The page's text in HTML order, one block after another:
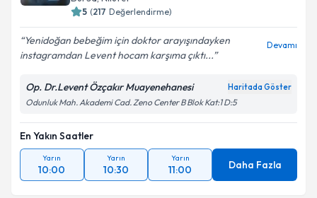
5 (217 Değerlendirme)
Yenidoğan bebeğim için doktor arayışındayken
instagramdan Levent hocam karşıma çıktı...
Devamı
Op. Dr.Levent Özçakır Muayenehanesi Haritada Göster
Odunluk Mah. Akademi Cad. Zeno Center B Blok Kat:1 D:5
En Yakın Saatler
Yarın
10:00
Yarın
10:30
Yarın
11:00 Daha Fazla